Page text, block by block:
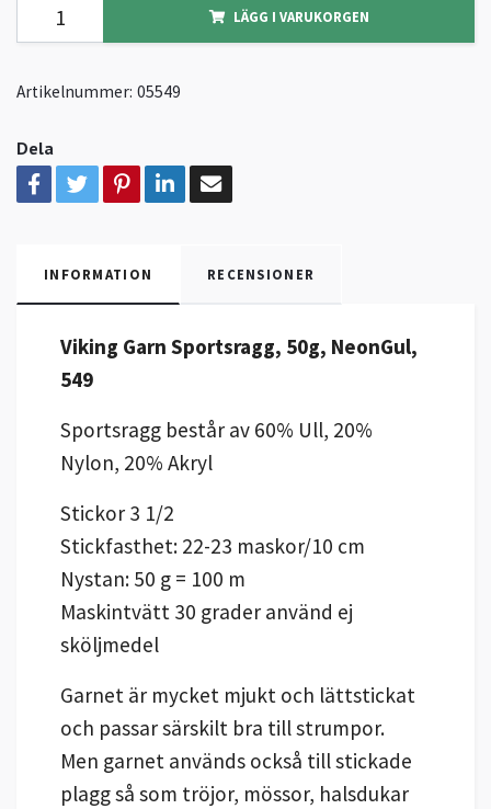
LÄGG I VARUKORGEN
Artikelnummer: 05549
Dela
INFORMATION RECENSIONER
Viking Garn Sportsragg, 50g, NeonGul,
549
Sportsragg består av 60% Ull, 20%
Nylon, 20% Akryl
Stickor 3 1/2
Stickfasthet: 22-23 maskor/10 cm
Nystan: 50 g = 100 m
Maskintvätt 30 grader använd ej
sköljmedel
Garnet är mycket mjukt och lättstickat
och passar särskilt bra till strumpor.
Men garnet används också till stickade
plagg så som tröjor, mössor, halsdukar